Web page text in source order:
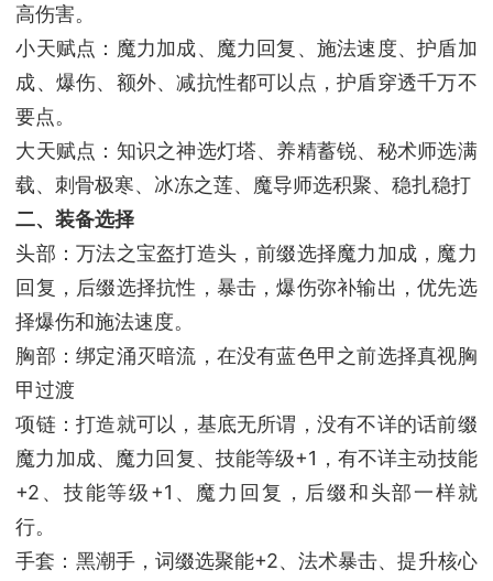
高伤害。
小天赋点：魔力加成、魔力回复、施法速度、护盾加
成、爆伤、额外、减抗性都可以点，护盾穿透千万不
要点。
大天赋点：知识之神选灯塔、养精蓄锐、秘术师选满
载、刺骨极寒、冰冻之莲、魔导师选积聚、稳扎稳打
二、装备选择
头部：万法之宝盔打造头，前缀选择魔力加成，魔力
回复，后缀选择抗性，暴击，爆伤弥补输出，优先选
择爆伤和施法速度。
胸部：绑定涌灭暗流，在没有蓝色甲之前选择真视胸
甲过渡
项链：打造就可以，基底无所谓，没有不详的话前缀
魔力加成、魔力回复、技能等级+1，有不详主动技能
+2、技能等级+1、魔力回复，后缀和头部一样就
行。
手套：黑潮手，词缀选聚能+2、法术暴击、提升核心